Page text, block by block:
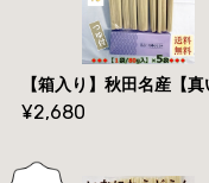
¥2,680